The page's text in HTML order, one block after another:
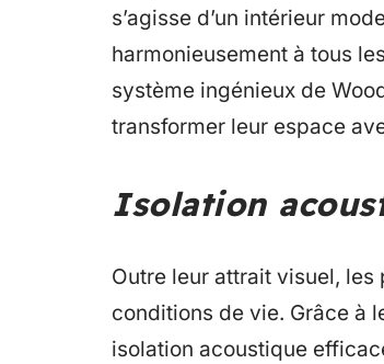
s’agisse d’un intérieur
harmonieusement à tous
système ingénieux de
transformer leur espace
Isolation
Outre leur attrait visuel, les
conditions de vie. Grâce à
isolation acoustique